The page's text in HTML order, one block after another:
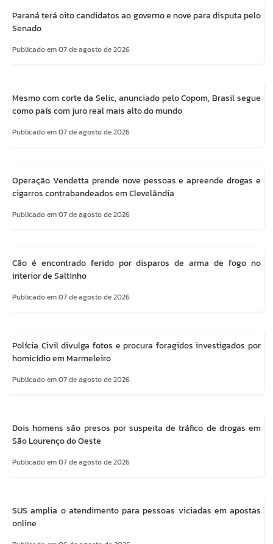
Paraná terá oito candidatos ao governo e nove para disputa pelo
Senado
Publicado em 07 de agosto de 2026
Mesmo com corte da Selic, anunciado pelo Copom, Brasil segue
como país com juro real mais alto do mundo
Publicado em 07 de agosto de 2026
Operação Vendetta prende nove pessoas e apreende drogas e
cigarros contrabandeados em Clevelândia
Publicado em 07 de agosto de 2026
Cão é encontrado ferido por disparos de arma de fogo no
interior de Saltinho
Publicado em 07 de agosto de 2026
Polícia Civil divulga fotos e procura foragidos investigados por
homicídio em Marmeleiro
Publicado em 07 de agosto de 2026
Dois homens são presos por suspeita de tráfico de drogas em
São Lourenço do Oeste
Publicado em 07 de agosto de 2026
SUS amplia o atendimento para pessoas viciadas em apostas
online